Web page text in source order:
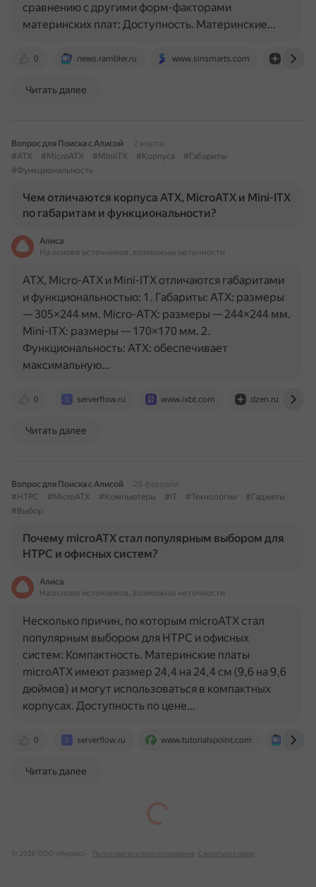
0 news.rambler.ru www.sinsmarts.com dzen.ru
сравнению с другими форм-факторами
материнских плат: Доступность. Материнские…
Читать далее
Вопрос для Поиска с Алисой
2 марта
#ATX
#MicroATX #MiniITX #Корпуса
#Габариты
#Функциональность
Чем отличаются корпуса ATX, MicroATX и Mini-ITX
по габаритам и функциональности?
Алиса
На основе источников, возможны неточности
0 serverflow.ru www.ixbt.com dzen.ru
ATX, Micro-ATX и Mini-ITX отличаются габаритами
и функциональностью: 1. Габариты: ATX: размеры
— 305×244 мм. Micro-ATX: размеры — 244×244 мм.
Mini-ITX: размеры — 170×170 мм. 2.
Функциональность: ATX: обеспечивает
максимальную…
Читать далее
Вопрос для Поиска с Алисой
26 февраля
#HTPC
#MicroATX #Компьютеры #IT #Технологии
#Гаджеты
#Выбор
Почему microATX стал популярным выбором для
HTPC и офисных систем?
Алиса
На основе источников, возможны неточности
0 serverflow.ru www.tutorialspoint.com
Несколько причин, по которым microATX стал
популярным выбором для HTPC и офисных
систем: Компактность. Материнские платы
microATX имеют размер 24,4 на 24,4 см (9,6 на 9,6
дюймов) и могут использоваться в компактных
корпусах. Доступность по цене…
Читать далее
© 2026 ООО «Яндекс» Пользовательское соглашение Связаться с нами